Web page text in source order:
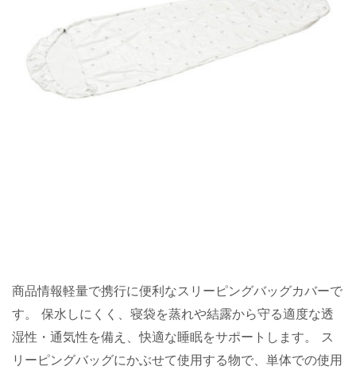
商品情報軽量で携行に便利なスリーピングバッグカバーで
す。 保水しにくく、寝袋を蒸れや結露から守る適度な透
湿性・通気性を備え、快適な睡眠をサポートします。 ス
リーピングバッグにかぶせて使用する物で、単体での使用